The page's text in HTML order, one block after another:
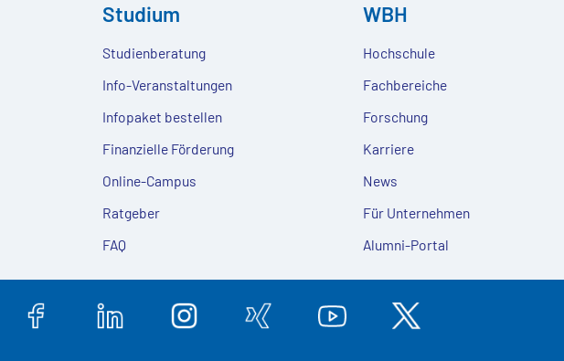
Studium
Studienberatung
Info-Veranstaltungen
Infopaket bestellen
Finanzielle Förderung
Online-Campus
Ratgeber
FAQ
WBH
Hochschule
Fachbereiche
Forschung
Karriere
News
Für Unternehmen
Alumni-Portal